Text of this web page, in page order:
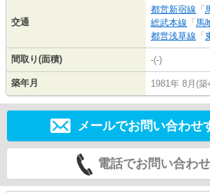
交通
都営新宿線 「
総武本線 「 馬
都営浅草線 「
間取り(面積) -(-)
築年月 1981年 8月(築
メールでお問い合わせ
電話でお問い合わ